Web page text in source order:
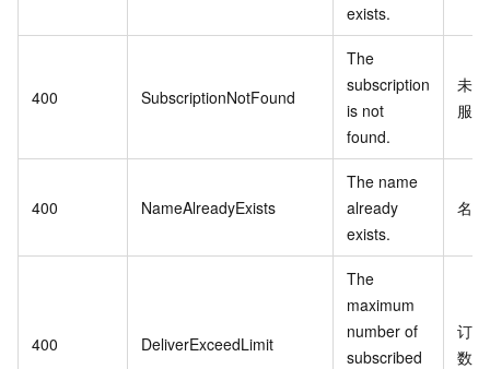
exists.
400 SubscriptionNotFound
The
subscription
is not
found.
未
服务
400 NameAlreadyExists
The name
already
exists.
名
400 DeliverExceedLimit
The
maximum
number of
subscribed
订
数